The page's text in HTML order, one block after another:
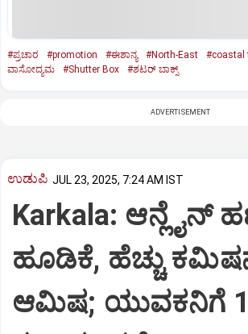
#ಪ್ರಚಾರ #promotion #ಈಶಾನ್ಯ #North-East #coastal
ವಾಸೋದ್ಯಮ
#Shutter Box #ಶಟರ್‌ ಬಾಕ್ಸ್‌
ADVERTISEMENT
ಉಡುಪಿ JUL 23, 2025, 7:24 AM IST
Karkala: ಆನ್ಲೈನ್‌
ಹೂಡಿಕೆ, ಹೆಚ್ಚು
ಆಮಿಷ; ಯುವಕನಿಗೆ